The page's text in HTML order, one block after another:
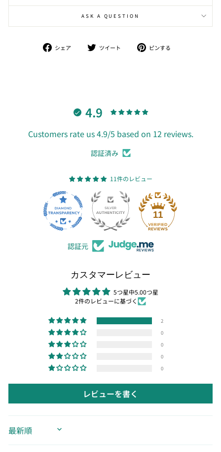
ASK A QUESTION
シェア ツイート ピンする
4.9
Customers rate us 4.9/5 based on 12 reviews.
認証済み
11件のレビュー
11
認証元
カスタマーレビュー
5つ星中5.00つ星
2件のレビューに基づく
2
0
0
0
0
レビューを書く
SORT BY